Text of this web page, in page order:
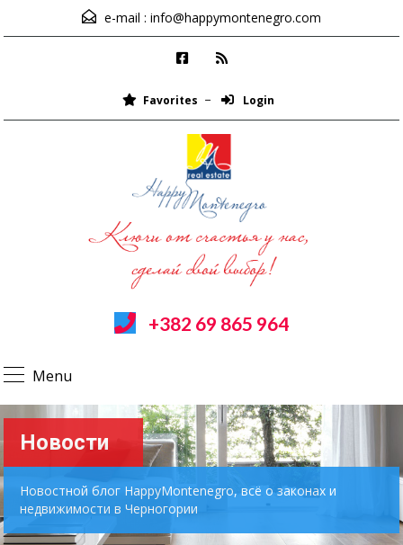
e-mail : info@happymontenegro.com
Favorites Login
+382 69 865 964
Menu
Новости
Новостной блог HappyMontenegro, всё о законах и
недвижимости в Черногории